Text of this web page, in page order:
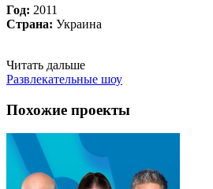
Год: 2011
Страна: Украина
Читать дальше
Развлекательные шоу
Похожие проекты